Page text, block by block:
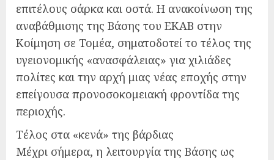
επιτέλους σάρκα και οστά. Η ανακοίνωση της
αναβάθμισης της Βάσης του ΕΚΑΒ στην
Κοίμηση σε Τομέα, σηματοδοτεί το τέλος της
υγειονομικής «ανασφάλειας» για χιλιάδες
πολίτες και την αρχή μιας νέας εποχής στην
επείγουσα προνοσοκομειακή φροντίδα της
περιοχής.
Τέλος στα «κενά» της βάρδιας
Μέχρι σήμερα, η λειτουργία της Βάσης ως